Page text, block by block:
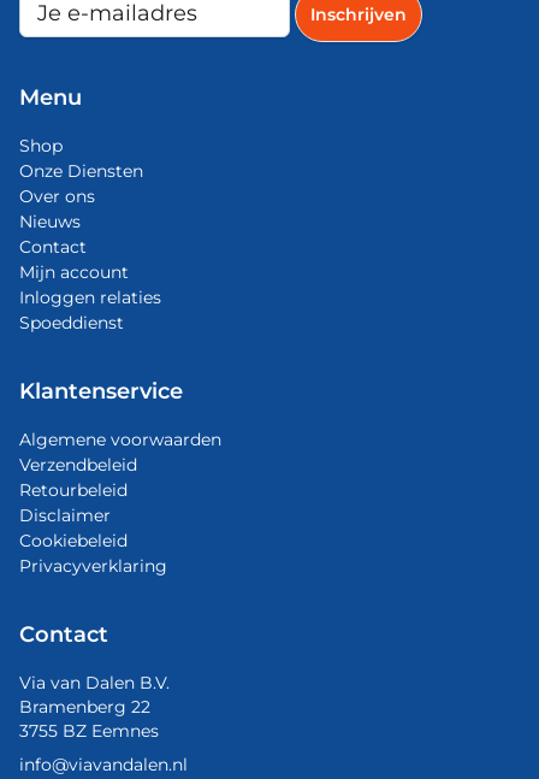
Menu
Shop
Onze Diensten
Over ons
Nieuws
Contact
Mijn account
Inloggen relaties
Spoeddienst
Klantenservice
Algemene voorwaarden
Verzendbeleid
Retourbeleid
Disclaimer
Cookiebeleid
Privacyverklaring
Contact
Via van Dalen B.V.
Bramenberg 22
3755 BZ Eemnes
info@viavandalen.nl